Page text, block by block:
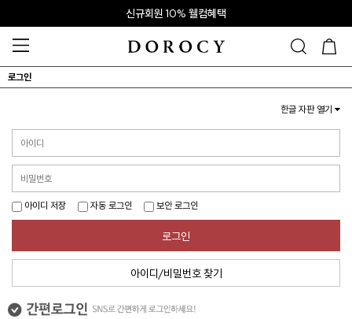
신규회원 10% 웰컴혜택
로그인
한글 자판 열기
아이디 저장 자동 로그인 보안 로그인
로그인
아이디/비밀번호 찾기